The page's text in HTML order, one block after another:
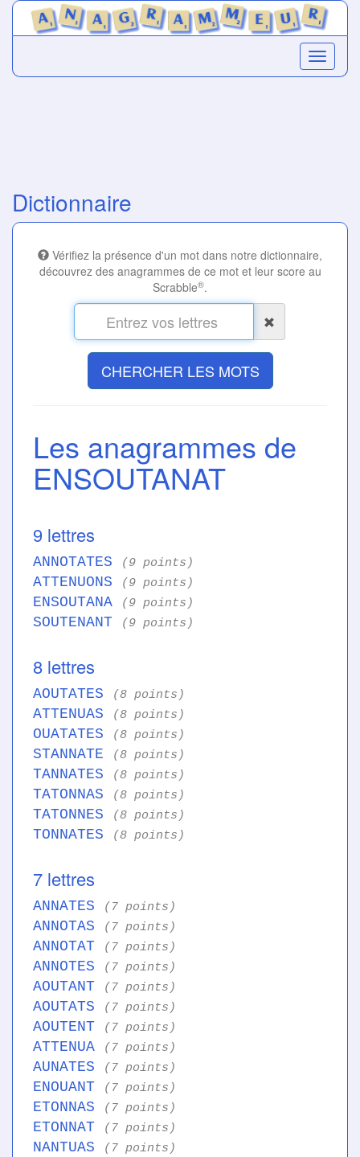
Dictionnaire
Vérifiez la présence d'un mot dans notre dictionnaire,
découvrez des anagrammes de ce mot et leur score au
Scrabble®.
CHERCHER LES MOTS
Les anagrammes de
ENSOUTANAT
9 lettres
ANNOTATES (9 points)
ATTENUONS (9 points)
ENSOUTANA (9 points)
SOUTENANT (9 points)
8 lettres
AOUTATES (8 points)
ATTENUAS (8 points)
OUATATES (8 points)
STANNATE (8 points)
TANNATES (8 points)
TATONNAS (8 points)
TATONNES (8 points)
TONNATES (8 points)
7 lettres
ANNATES (7 points)
ANNOTAS (7 points)
ANNOTAT (7 points)
ANNOTES (7 points)
AOUTANT (7 points)
AOUTATS (7 points)
AOUTENT (7 points)
ATTENUA (7 points)
AUNATES (7 points)
ENOUANT (7 points)
ETONNAS (7 points)
ETONNAT (7 points)
NANTUAS (7 points)